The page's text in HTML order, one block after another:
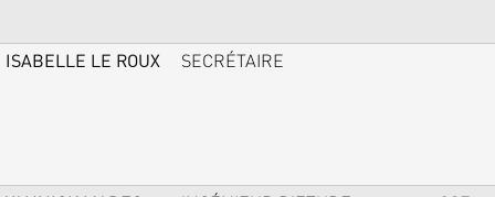
ISABELLE LE ROUX SECRÉTAIRE